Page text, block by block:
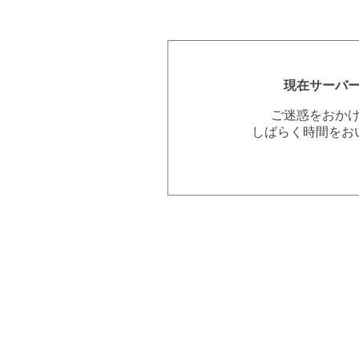
現在サーバ
ご迷惑をおか
しばらく時間を